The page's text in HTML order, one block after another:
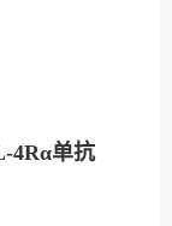
4Rα单抗